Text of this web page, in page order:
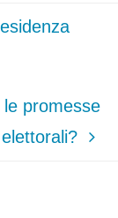
promesse
elettorali?